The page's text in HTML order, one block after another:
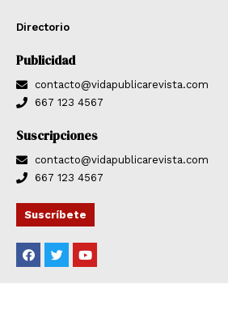
Directorio
Publicidad
contacto@vidapublicarevista.com
667 123 4567
Suscripciones
contacto@vidapublicarevista.com
667 123 4567
Suscríbete
F
a
c
T
w
i
Y
o
u